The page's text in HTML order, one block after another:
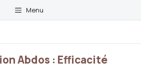
Menu
Abdos : Efficacité